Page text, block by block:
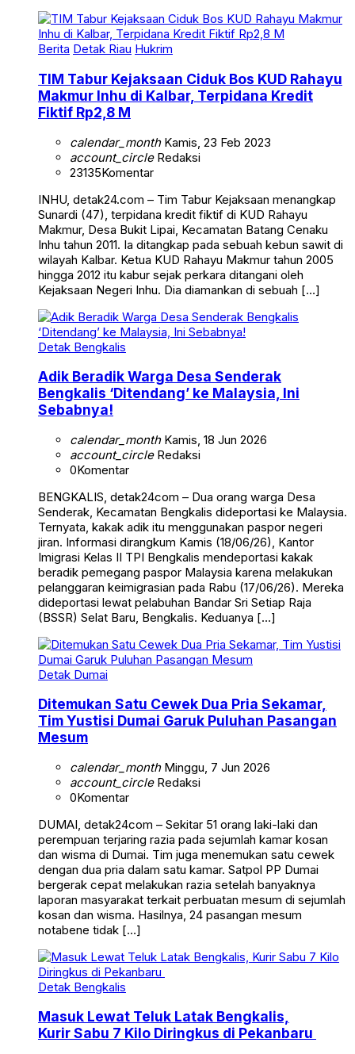
Berita Detak Riau Hukrim
TIM Tabur Kejaksaan Ciduk Bos KUD Rahayu
Makmur Inhu di Kalbar, Terpidana Kredit
Fiktif Rp2,8 M
calendar_monthKamis, 23 Feb 2023
account_circleRedaksi
23135Komentar
INHU, detak24.com – Tim Tabur Kejaksaan menangkap
Sunardi (47), terpidana kredit fiktif di KUD Rahayu
Makmur, Desa Bukit Lipai, Kecamatan Batang Cenaku
Inhu tahun 2011. Ia ditangkap pada sebuah kebun sawit di
wilayah Kalbar. Ketua KUD Rahayu Makmur tahun 2005
hingga 2012 itu kabur sejak perkara ditangani oleh
Kejaksaan Negeri Inhu. Dia diamankan di sebuah […]
Detak Bengkalis
Adik Beradik Warga Desa Senderak
Bengkalis ‘Ditendang’ ke Malaysia, Ini
Sebabnya!
calendar_monthKamis, 18 Jun 2026
account_circleRedaksi
0Komentar
BENGKALIS, detak24com – Dua orang warga Desa
Senderak, Kecamatan Bengkalis dideportasi ke Malaysia.
Ternyata, kakak adik itu menggunakan paspor negeri
jiran. Informasi dirangkum Kamis (18/06/26), Kantor
Imigrasi Kelas II TPI Bengkalis mendeportasi kakak
beradik pemegang paspor Malaysia karena melakukan
pelanggaran keimigrasian pada Rabu (17/06/26). Mereka
dideportasi lewat pelabuhan Bandar Sri Setiap Raja
(BSSR) Selat Baru, Bengkalis. Keduanya […]
Detak Dumai
Ditemukan Satu Cewek Dua Pria Sekamar,
Tim Yustisi Dumai Garuk Puluhan Pasangan
Mesum
calendar_monthMinggu, 7 Jun 2026
account_circleRedaksi
0Komentar
DUMAI, detak24com – Sekitar 51 orang laki-laki dan
perempuan terjaring razia pada sejumlah kamar kosan
dan wisma di Dumai. Tim juga menemukan satu cewek
dengan dua pria dalam satu kamar. Satpol PP Dumai
bergerak cepat melakukan razia setelah banyaknya
laporan masyarakat terkait perbuatan mesum di sejumlah
kosan dan wisma. Hasilnya, 24 pasangan mesum
notabene tidak […]
Detak Bengkalis
Masuk Lewat Teluk Latak Bengkalis,
Kurir Sabu 7 Kilo Diringkus di Pekanbaru